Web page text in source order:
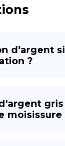
DE
d'argent
?
moisissure